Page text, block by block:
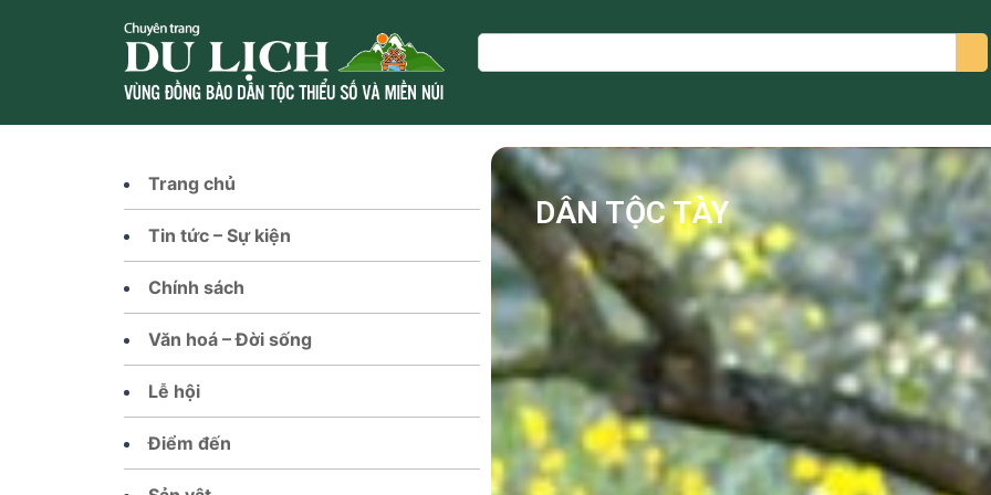
Search
Trang chủ
Tin tức – Sự kiện
Chính sách
Văn hoá – Đời sống
Lễ hội
Điểm đến
DÂN TỘC TÀY